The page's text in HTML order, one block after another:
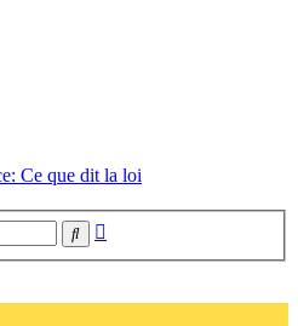
Ce que dit la loi
Rechercher